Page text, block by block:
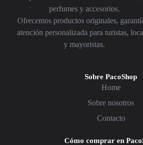
perfumes y accesorios.
Ofrecemos productos originales,
atención personalizada para turistas,
y mayoristas.
Sobre PacoShop
Home
Sobre nosotros
Contacto
Cómo comprar en